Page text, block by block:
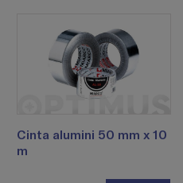
Cinta alumini 50 mm x 10
m